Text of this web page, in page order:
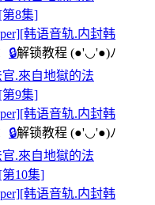
第8集]
韩语音轨.内封韩
🔒解锁教程 (●'◡'●)ﾉ
.來自地獄的法
第9集]
韩语音轨.内封韩
🔒解锁教程 (●'◡'●)ﾉ
.來自地獄的法
第10集]
韩语音轨.内封韩